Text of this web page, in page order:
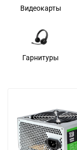
Видеокарты
Гарнитуры